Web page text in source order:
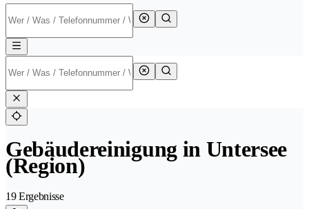
Gebäudereinigung in Untersee
(Region)
19 Ergebnisse